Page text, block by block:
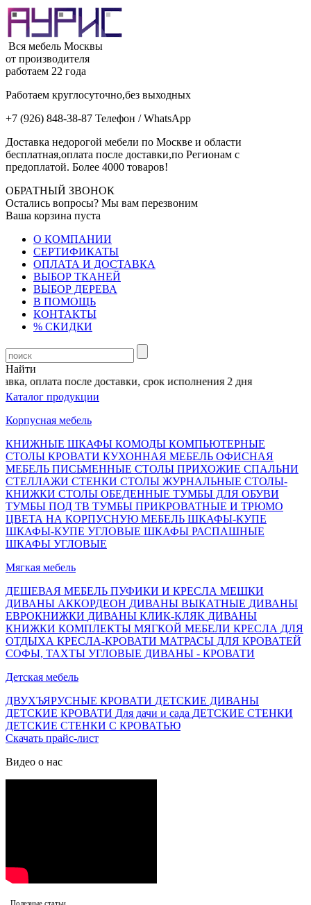
Вся мебель Москвы
от производителя
работаем 22 года
Работаем круглосуточно,без выходных
+7 (926) 848-38-87 Телефон / WhatsApp
Доставка недорогой мебели по Москве и области
бесплатная,оплата после доставки,по Регионам с
предоплатой. Более 4000 товаров!
ОБРАТНЫЙ ЗВОНОК
Остались вопросы? Мы вам перезвоним
Ваша корзина пуста
О КОМПАНИИ
СЕРТИФИКАТЫ
ОПЛАТА И ДОСТАВКА
ВЫБОР ТКАНЕЙ
ВЫБОР ДЕРЕВА
В ПОМОЩЬ
КОНТАКТЫ
% СКИДКИ
Найти
оплата после доставки, срок исполнения 2 дня
Каталог продукции
Корпусная мебель
КНИЖНЫЕ ШКАФЫ КОМОДЫ КОМПЬЮТЕРНЫЕ
СТОЛЫ КРОВАТИ КУХОННАЯ МЕБЕЛЬ ОФИСНАЯ
МЕБЕЛЬ ПИСЬМЕННЫЕ СТОЛЫ ПРИХОЖИЕ СПАЛЬНИ
СТЕЛЛАЖИ СТЕНКИ СТОЛЫ ЖУРНАЛЬНЫЕ СТОЛЫ-
КНИЖКИ СТОЛЫ ОБЕДЕННЫЕ ТУМБЫ ДЛЯ ОБУВИ
ТУМБЫ ПОД ТВ ТУМБЫ ПРИКРОВАТНЫЕ И ТРЮМО
ЦВЕТА НА КОРПУСНУЮ МЕБЕЛЬ ШКАФЫ-КУПЕ
ШКАФЫ-КУПЕ УГЛОВЫЕ ШКАФЫ РАСПАШНЫЕ
ШКАФЫ УГЛОВЫЕ
Мягкая мебель
ДЕШЕВАЯ МЕБЕЛЬ ПУФИКИ И КРЕСЛА МЕШКИ
ДИВАНЫ АККОРДЕОН ДИВАНЫ ВЫКАТНЫЕ ДИВАНЫ
ЕВРОКНИЖКИ ДИВАНЫ КЛИК-КЛЯК ДИВАНЫ
КНИЖКИ КОМПЛЕКТЫ МЯГКОЙ МЕБЕЛИ КРЕСЛА ДЛЯ
ОТДЫХА КРЕСЛА-КРОВАТИ МАТРАСЫ ДЛЯ КРОВАТЕЙ
СОФЫ, ТАХТЫ УГЛОВЫЕ ДИВАНЫ - КРОВАТИ
Детская мебель
ДВУХЪЯРУСНЫЕ КРОВАТИ ДЕТСКИЕ ДИВАНЫ
ДЕТСКИЕ КРОВАТИ Для дачи и сада ДЕТСКИЕ СТЕНКИ
ДЕТСКИЕ СТЕНКИ С КРОВАТЬЮ
Скачать прайс-лист
Видео о нас
Полезные статьи